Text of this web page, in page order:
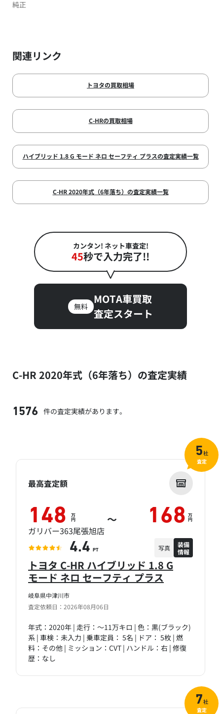
純正
関連リンク
トヨタの買取相場
C-HRの買取相場
ハイブリッド 1.8 G モード ネロ セーフティ プラスの査定実績一覧
C-HR 2020年式（6年落ち）の査定実績一覧
カンタン! ネット車査定!
45秒で入力完了!!
無料
MOTA車買取
査定スタート
C-HR 2020年式（6年落ち）の査定実績
1576 件の査定実績があります。
岐阜県中津川市
査定依頼日：2026年08月06日
トヨタ C-HR ハイブリッド 1.8 G
モード ネロ セーフティ プラス
年式：2020年 | 走行：～11万キロ | 色：黒(ブラック)
系 | 車検：未入力 | 乗車定員： 5名 | ドア： 5枚 | 燃
料：その他 | ミッション：CVT | ハンドル：右 | 修復
歴：なし
最高査定額
148 万
円 ～ 168 万
円
ガリバー363尾張旭店
4.4 PT 写真
装備
情報
5社
査定
7社
査定